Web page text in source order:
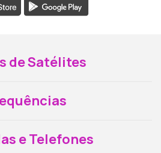
de Satélites
e Telefones